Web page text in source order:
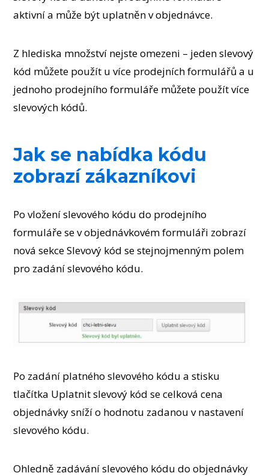
aktivní a může být uplatněn v objednávce.
Z hlediska množství nejste omezeni – jeden slevový
kód můžete použít u více prodejních formulářů a u
jednoho prodejního formuláře můžete použít více
slevových kódů.
Jak se nabídka kódu
zobrazí zákazníkovi
Po vložení slevového kódu do prodejního
formuláře se v objednávkovém formuláři zobrazí
nová sekce Slevový kód se stejnojmenným polem
pro zadání slevového kódu.
Po zadání platného slevového kódu a stisku
tlačítka Uplatnit slevový kód se celková cena
objednávky sníží o hodnotu zadanou v nastavení
slevového kódu.
Ohledně zadávání slevového kódu do objednávky